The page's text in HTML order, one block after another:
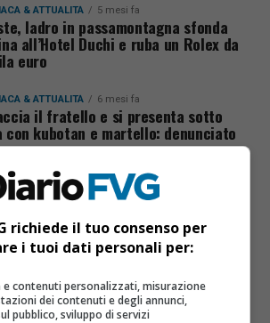
& ATTUALITÀ 5 mesi fa
ladro in passamontagna sfonda
all’Hotel Duchi e ruba un Rolex da
euro
& ATTUALITÀ 6 mesi fa
il fratello e si presenta sotto
con kubotan e martello: denunciato
1 anno fa
e studenti sotto assedio: l’appello
di Udine
il 112: le regole d’oro per una
di soccorso efficace
richiede il tuo consenso per
i tuoi dati personali per:
e contenuti personalizzati, misurazione
dei contenuti e degli annunci,
pubblico, sviluppo di servizi